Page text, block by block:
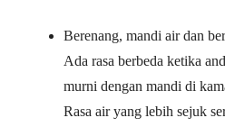
Berenang, mandi air dan
Ada rasa berbeda ketika
murni dengan mandi di
Rasa air yang lebih sejuk